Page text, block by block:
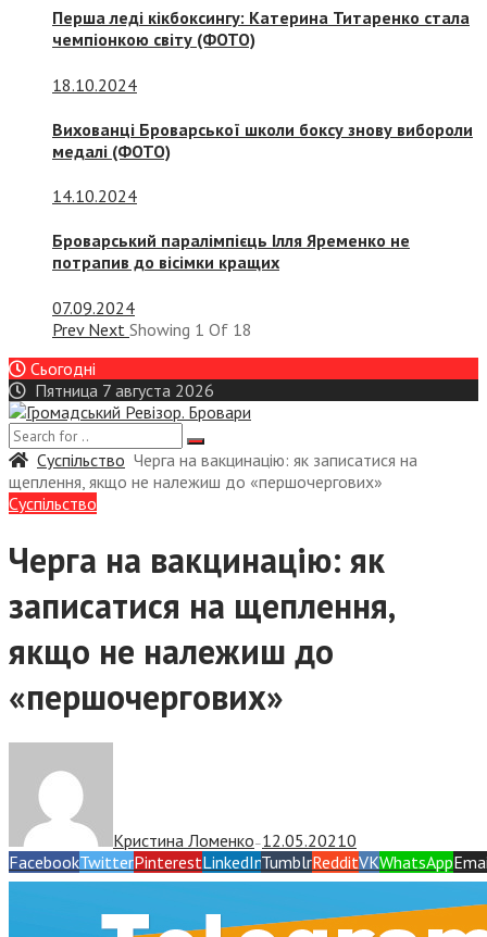
Перша леді кікбоксингу: Катерина Титаренко стала
чемпіонкою світу (ФОТО)
18.10.2024
Вихованці Броварської школи боксу знову вибороли
медалі (ФОТО)
14.10.2024
Броварський паралімпієць Ілля Яременко не
потрапив до вісімки кращих
07.09.2024
Prev Next Showing 1 Of 18
Сьогодні
Пятница 7 августа 2026
Суспiльство Черга на вакцинацію: як записатися на
щеплення, якщо не належиш до «першочергових»
Суспiльство
Черга на вакцинацію: як
записатися на щеплення,
якщо не належиш до
«першочергових»
Кристина Ломенко — 12.05.20210
FacebookTwitterPinterestLinkedInTumblrRedditVKWhatsApp